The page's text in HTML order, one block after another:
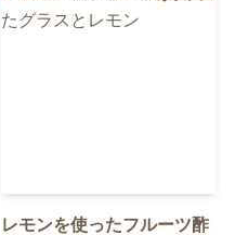
レモンを使ったフルーツ酢